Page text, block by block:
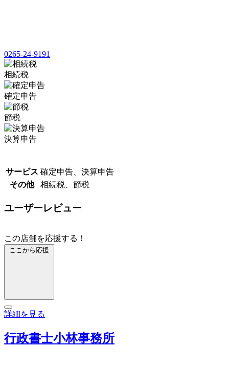
0265-24-9191
相続税
確定申告
節税
決算申告
サービス 確定申告、決算申告
その他
相続税、節税
ユーザーレビュー
この店舗を応援する！
ここから応援
詳細を見る
行政書士小林事務所